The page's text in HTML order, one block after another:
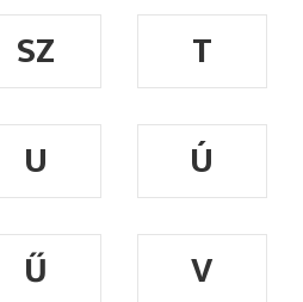
SZ
T
U
Ú
Ű
V